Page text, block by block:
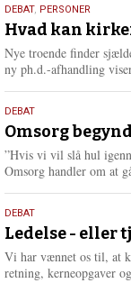
25.
juli
2026
DEBAT, PERSONER
Hvad kan
Nye troende finder
ny ph.d.-afhandling
9.
juli
2026
DEBAT
Omsorg
”Hvis vi vil slå hul
Omsorg handler om at
10.
juni
2026
DEBAT
Ledelse - eller
Vi har vænnet os til, at
retning, kerneopgaver